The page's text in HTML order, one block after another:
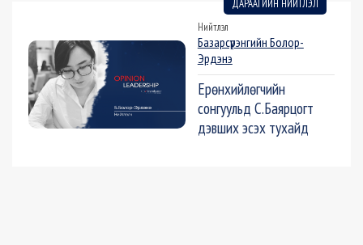
ДАРААГИЙН НИЙТЛЭЛ
Нийтлэл
Базарсүрэнгийн Болор-
Эрдэнэ
Ерөнхийлөгчийн
сонгуульд С.Баярцогт
дэвших эсэх тухайд